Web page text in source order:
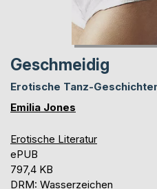
Geschmeidig
Erotische Tanz-
Emilia Jones
Erotische Literatur
ePUB
797,4 KB
DRM: Wasserzeichen